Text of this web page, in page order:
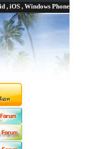
, iOS , Windows Phone